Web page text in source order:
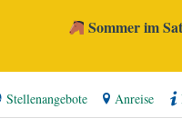
Stellenangebote Anreise
Sommer im